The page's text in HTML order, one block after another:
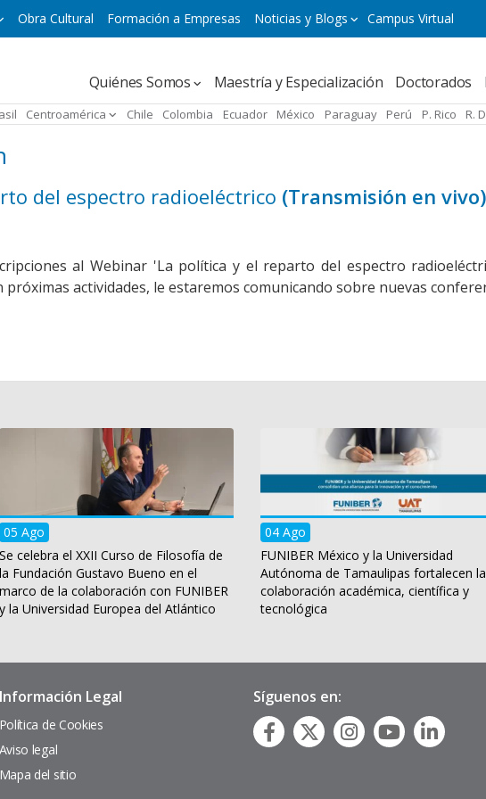
Obra Cultural Formación a Empresas Noticias y Blogs Campus Virtual
Navegación
principal
Quiénes Somos Maestría y Especialización Doctorados
Centroamérica Chile Colombia Ecuador México Paraguay Perú P. Rico R.
del espectro radioeléctrico (Transmisión en vivo)
al Webinar 'La política y el reparto del espectro
actividades, le estaremos comunicando sobre nuevas
05 Ago
Se celebra el XXII Curso de Filosofía de
la Fundación Gustavo Bueno en el
marco de la colaboración con FUNIBER
y la Universidad Europea del Atlántico
04 Ago
FUNIBER México y la Universidad
Autónoma de Tamaulipas fortalecen la
colaboración académica, científica y
tecnológica
Pie
página
Información Legal
Política de Cookies
Aviso legal
Mapa del sitio
Síguenos en: